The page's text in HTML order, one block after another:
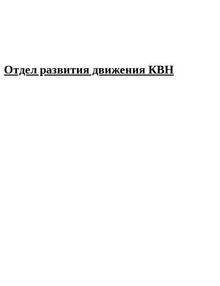
Отдел развития движения КВН